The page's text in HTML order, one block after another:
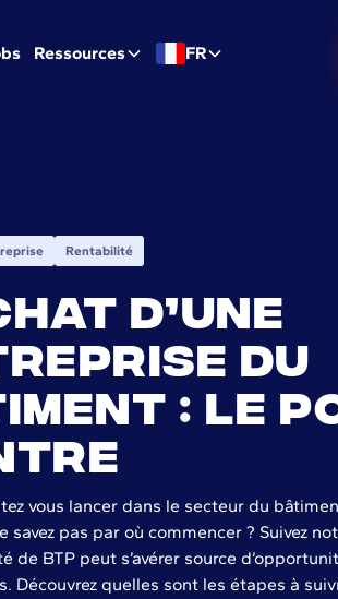
Ressources FR
Rentabilité
d’une
du
: le
vous lancer dans le secteur du
savez pas par où commencer ? Suivez
de BTP peut s’avérer source
Découvrez quelles sont les étapes à